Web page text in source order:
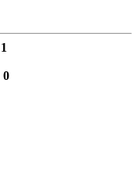
1
0